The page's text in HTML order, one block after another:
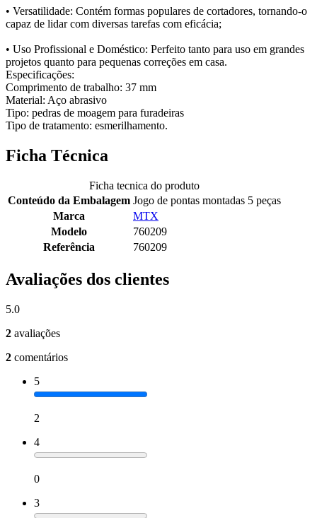
• Versatilidade: Contém formas populares de cortadores, tornando-o
capaz de lidar com diversas tarefas com eficácia;
• Uso Profissional e Doméstico: Perfeito tanto para uso em grandes
projetos quanto para pequenas correções em casa.
Especificações:
Comprimento de trabalho: 37 mm
Material: Aço abrasivo
Tipo: pedras de moagem para furadeiras
Tipo de tratamento: esmerilhamento.
Ficha Técnica
Ficha tecnica do produto
Conteúdo da Embalagem Jogo de pontas montadas 5 peças
Marca
MTX
Modelo
760209
Referência
760209
Avaliações dos clientes
5.0
2 avaliações
2 comentários
5
2
4
0
3